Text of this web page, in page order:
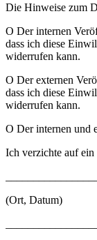
Die Hinweise zum
O Der internen
dass ich diese
widerrufen kann.
O Der externen
dass ich diese
widerrufen kann.
O Der internen und
Ich verzichte auf
(Ort, Datum)